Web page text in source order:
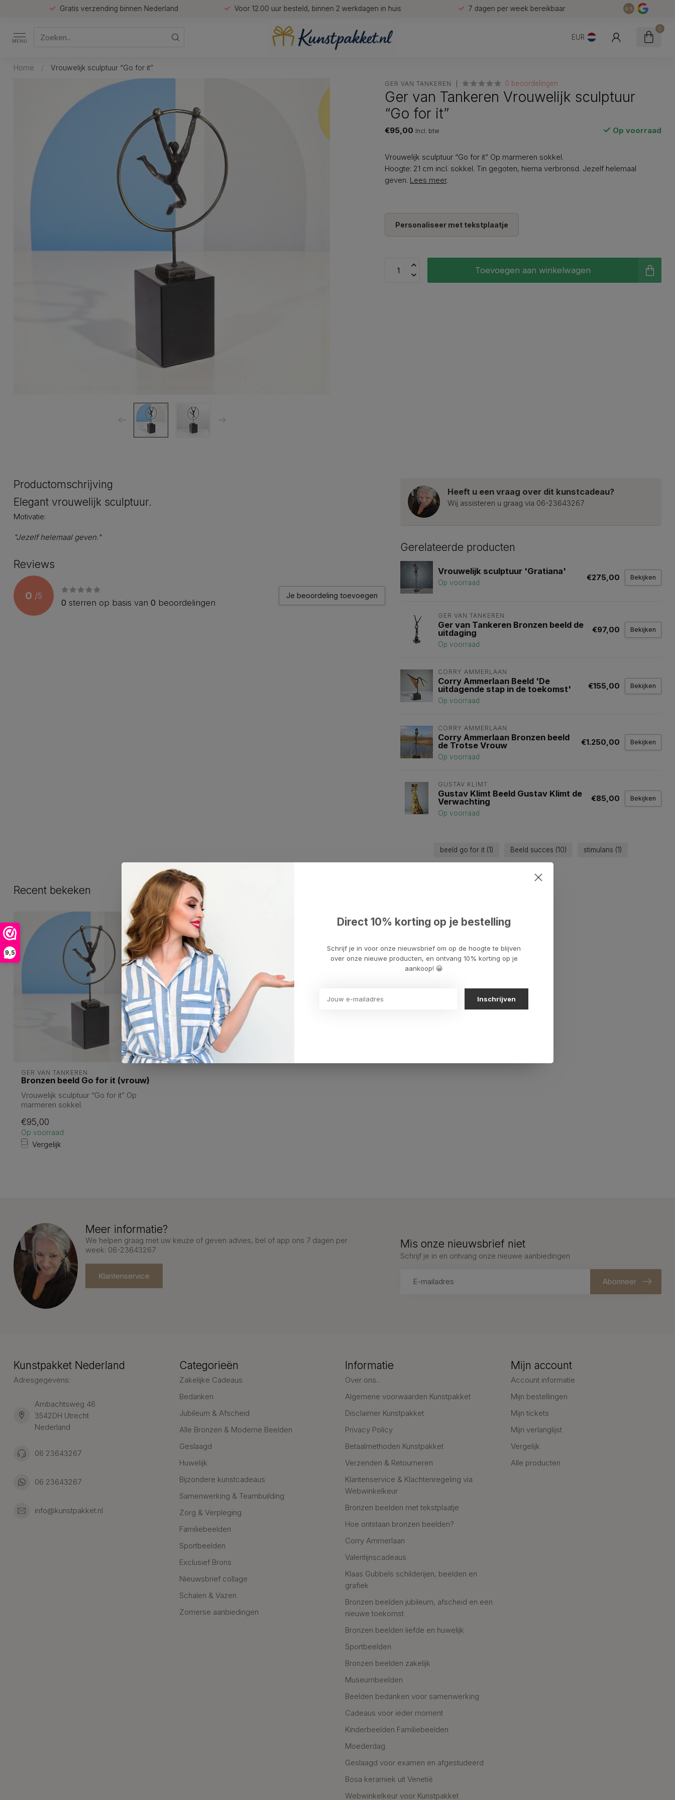
9,5
Gratis verzending binnen Nederland Voor 12.00 uur besteld, binnen 2 werkdagen in huis 7 dagen per week bereikbaar 9.5
MENU EUR
0
Home / Vrouwelijk sculptuur “Go for it”
GER VAN TANKEREN 0 beoordelingen
Ger van Tankeren Vrouwelijk sculptuur
“Go for it”
€95,00 Incl. btw Op voorraad
Vrouwelijk sculptuur “Go for it” Op marmeren sokkel.
Hoogte: 21 cm incl. sokkel. Tin gegoten, hierna verbronsd. Jezelf helemaal
geven. Lees meer.
Personaliseer met tekstplaatje
Toevoegen aan winkelwagen
Productomschrijving
Elegant vrouwelijk sculptuur.
Motivatie:
"Jezelf helemaal geven."
Reviews
0 /5
0 sterren op basis van 0 beoordelingen
Je beoordeling toevoegen
Heeft u een vraag over dit kunstcadeau?
Wij assisteren u graag via 06-23643267
Gerelateerde producten
Vrouwelijk sculptuur 'Gratiana'
Op voorraad
€275,00 Bekijken
GER VAN TANKEREN
Ger van Tankeren Bronzen beeld de
uitdaging
Op voorraad
€97,00 Bekijken
CORRY AMMERLAAN
Corry Ammerlaan Beeld 'De
uitdagende stap in de toekomst'
Op voorraad
€155,00 Bekijken
CORRY AMMERLAAN
Corry Ammerlaan Bronzen beeld
de Trotse Vrouw
Op voorraad
€1.250,00 Bekijken
GUSTAV KLIMT
Gustav Klimt Beeld Gustav Klimt de
Verwachting
Op voorraad
€85,00 Bekijken
beeld go for it (1) Beeld succes (10) stimulans (1)
Recent bekeken
GER VAN TANKEREN
Bronzen beeld Go for it (vrouw)
Vrouwelijk sculptuur “Go for it” Op
marmeren sokkel.
€95,00
Op voorraad
Vergelijk
Meer informatie?
We helpen graag met uw keuze of geven advies, bel of app ons 7 dagen per
week: 06-23643267
Klantenservice
Mis onze nieuwsbrief niet
Schrijf je in en ontvang onze nieuwe aanbiedingen
Abonneer
Kunstpakket Nederland
Adresgegevens:
Ambachtsweg 46
3542DH Utrecht
Nederland
06 23643267
06 23643267
info@kunstpakket.nl
Categorieën
Zakelijke Cadeaus
Bedanken
Jubileum & Afscheid
Alle Bronzen & Moderne Beelden
Geslaagd
Huwelijk
Bijzondere kunstcadeaus
Samenwerking & Teambuilding
Zorg & Verpleging
Familiebeelden
Sportbeelden
Exclusief Brons
Nieuwsbrief collage
Schalen & Vazen
Zomerse aanbiedingen
Informatie
Over ons..
Algemene voorwaarden Kunstpakket
Disclaimer Kunstpakket
Privacy Policy
Betaalmethoden Kunstpakket
Verzenden & Retourneren
Klantenservice & Klachtenregeling via
Webwinkelkeur
Bronzen beelden met tekstplaatje
Hoe ontstaan bronzen beelden?
Corry Ammerlaan
Valentijnscadeaus
Klaas Gubbels schilderijen, beelden en
grafiek
Bronzen beelden jubileum, afscheid en een
nieuwe toekomst
Bronzen beelden liefde en huwelijk
Sportbeelden
Bronzen beelden zakelijk
Museumbeelden
Beelden bedanken voor samenwerking
Cadeaus voor ieder moment
Kinderbeelden Familiebeelden
Moederdag
Geslaagd voor examen en afgestudeerd
Bosa keramiek uit Venetië
Webwinkelkeur voor Kunstpakket
Mijn account
Account informatie
Mijn bestellingen
Mijn tickets
Mijn verlanglijst
Vergelijk
Alle producten
Direct 10% korting op je bestelling
Schrijf je in voor onze nieuwsbrief om op de hoogte te blijven
over onze nieuwe producten, en ontvang 10% korting op je
aankoop! 😀
Inschrijven